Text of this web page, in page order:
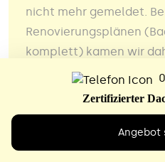
nicht mehr gemeldet.
Renovierungsplänen
komplett) kamen wir
Eher per Zufall sind wir
die Fa. Lichtwunder
echter Glücksfall. Der
erfolgte zeitgerecht,
akkurat.
Zertifizierter
Angebot